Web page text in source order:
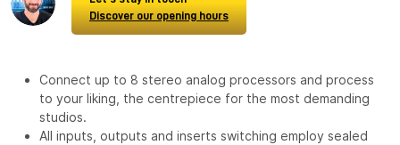
Discover our opening hours
Connect up to 8 stereo analog processors and process
to your liking, the centrepiece for the most demanding
studios.
All inputs, outputs and inserts switching employ sealed